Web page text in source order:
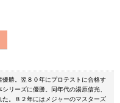
勝。翌８０年にプロテストに合格す
リーズに優勝。同年代の湯原信光、
。８２年にはメジャーのマスターズ